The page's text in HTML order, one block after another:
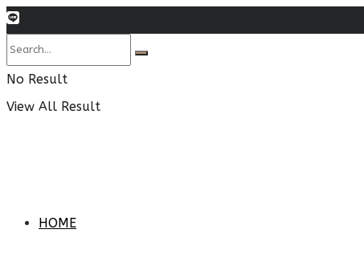
No Result
View All Result
HOME